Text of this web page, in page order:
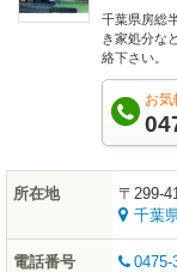
千葉県房総
き家処分な
絡下さい。
お気
所在地
〒299-
千葉
電話番号 0475-